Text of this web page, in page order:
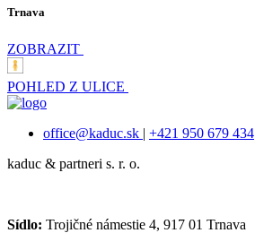
Trnava
ZOBRAZIT
POHLED Z ULICE
office@kaduc.sk | +421 950 679 434
kaduc & partneri s. r. o.
Sídlo: Trojičné námestie 4, 917 01 Trnava